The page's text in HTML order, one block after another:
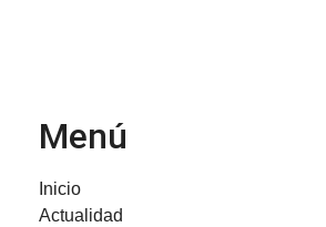
Menú
Inicio
Actualidad